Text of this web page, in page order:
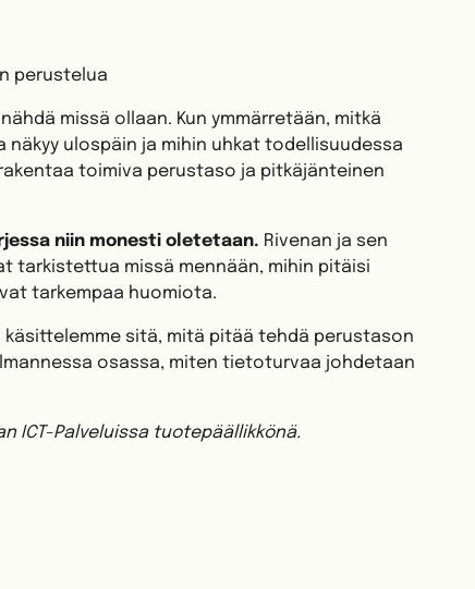
perustelua
missä ollaan. Kun ymmärretään, mitkä
ulospäin ja mihin uhkat todellisuudessa
toimiva perustaso ja pitkäjänteinen
niin monesti oletetaan. Rivenan ja sen
tarkistettua missä mennään, mihin pitäisi
tarkempaa huomiota.
sitä, mitä pitää tehdä perustason
osassa, miten tietoturvaa johdetaan
ICT-Palveluissa tuotepäällikkönä.